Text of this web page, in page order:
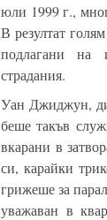
юли 1999 г.,
В резултат
подлагани на
страдания.
Уан Джиджун,
беше такъв
вкарани в
си, карайки
грижеше за
уважаван в